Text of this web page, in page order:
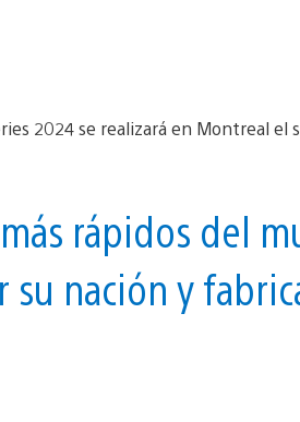
rápidos del
nación y